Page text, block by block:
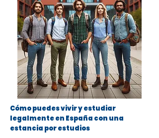
Cómo puedes vivir y estudiar
legalmente en España con una
estancia por estudios